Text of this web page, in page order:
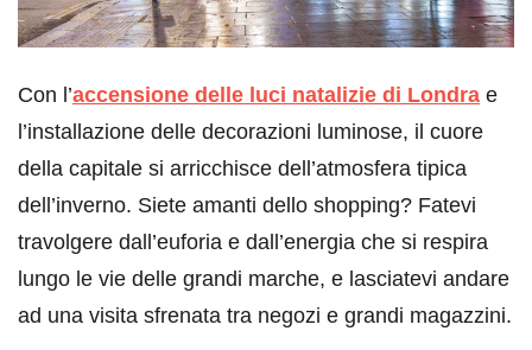
Con l’accensione delle luci natalizie di Londra e
l’installazione delle decorazioni luminose, il cuore
della capitale si arricchisce dell’atmosfera tipica
dell’inverno. Siete amanti dello shopping? Fatevi
travolgere dall’euforia e dall’energia che si respira
lungo le vie delle grandi marche, e lasciatevi andare
ad una visita sfrenata tra negozi e grandi magazzini.